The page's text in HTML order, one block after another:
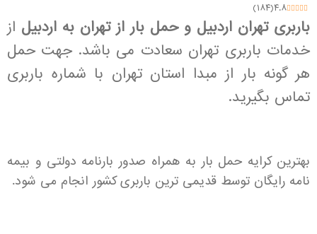
۴.۸(۱۸۴)
باربری تهران اردبیل و حمل بار از تهران به اردبیل از
خدمات باربری تهران سعادت می باشد. جهت حمل
هر گونه بار از مبدا استان تهران با شماره باربری
تماس بگیرید.
بهترین کرایه حمل بار به همراه صدور بارنامه دولتی و بیمه
نامه رایگان توسط قدیمی ترین باربری کشور انجام می شود.